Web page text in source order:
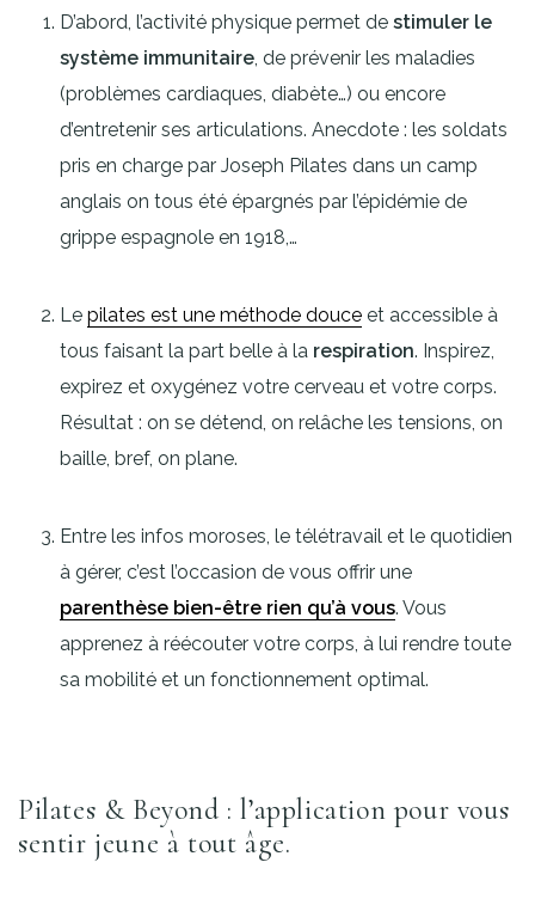
D’abord, l’activité physique permet de stimuler le
système immunitaire , de prévenir les maladies
(problèmes cardiaques, diabète…) ou encore
d’entretenir ses articulations. Anecdote : les soldats
pris en charge par Joseph Pilates dans un camp
anglais on tous été épargnés par l’épidémie de
grippe espagnole en 1918,…
Le pilates est une méthode douce et accessible à
tous faisant la part belle à la respiration. Inspirez,
expirez et oxygénez votre cerveau et votre corps.
Résultat : on se détend, on relâche les tensions, on
baille, bref, on plane.
Entre les infos moroses, le télétravail et le quotidien
à gérer, c’est l’occasion de vous offrir une
parenthèse bien-être rien qu’à vous. Vous
apprenez à réécouter votre corps, à lui rendre toute
sa mobilité et un fonctionnement optimal.
Pilates & Beyond : l’application pour vous
sentir jeune à tout âge.